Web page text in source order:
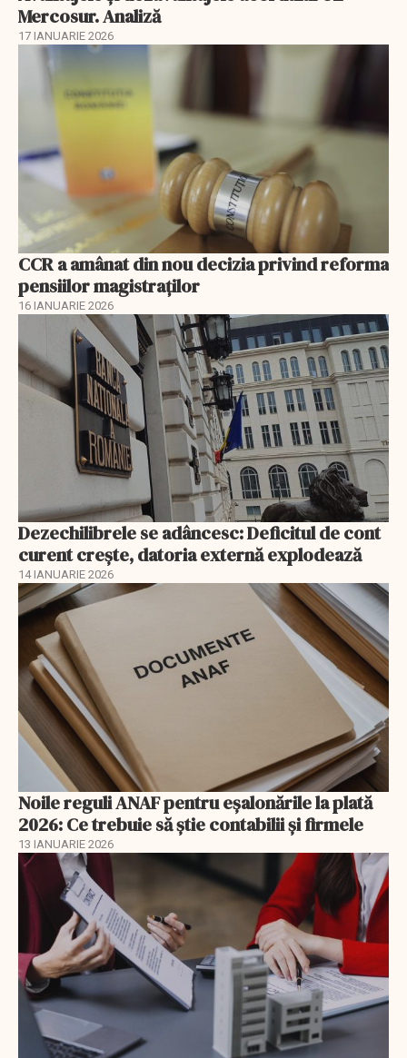
Mercosur. Analiză
17 IANUARIE 2026
CCR a amânat din nou decizia privind reforma
pensiilor magistraţilor
16 IANUARIE 2026
Dezechilibrele se adâncesc: Deficitul de cont
curent crește, datoria externă explodează
14 IANUARIE 2026
Noile reguli ANAF pentru eşalonările la plată
2026: Ce trebuie să știe contabilii și firmele
13 IANUARIE 2026